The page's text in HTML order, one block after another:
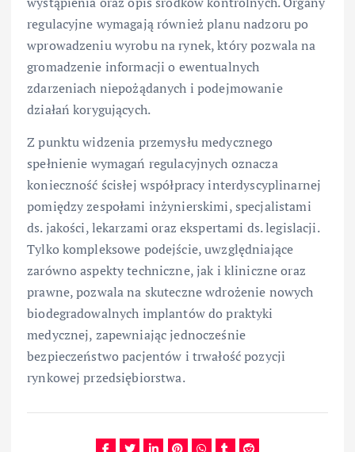
regulacyjne wymagają również planu nadzoru po
wprowadzeniu wyrobu na rynek, który pozwala na
gromadzenie informacji o ewentualnych
zdarzeniach niepożądanych i podejmowanie
działań korygujących.
Z punktu widzenia przemysłu medycznego
spełnienie wymagań regulacyjnych oznacza
konieczność ścisłej współpracy interdyscyplinarnej
pomiędzy zespołami inżynierskimi, specjalistami
ds. jakości, lekarzami oraz ekspertami ds. legislacji.
Tylko kompleksowe podejście, uwzględniające
zarówno aspekty techniczne, jak i kliniczne oraz
prawne, pozwala na skuteczne wdrożenie nowych
biodegradowalnych implantów do praktyki
medycznej, zapewniając jednocześnie
bezpieczeństwo pacjentów i trwałość pozycji
rynkowej przedsiębiorstwa.